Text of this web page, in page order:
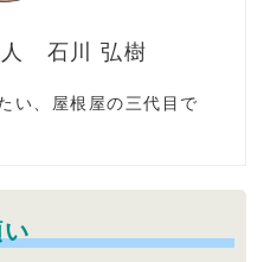
石川 弘樹
い、屋根屋の三代目で